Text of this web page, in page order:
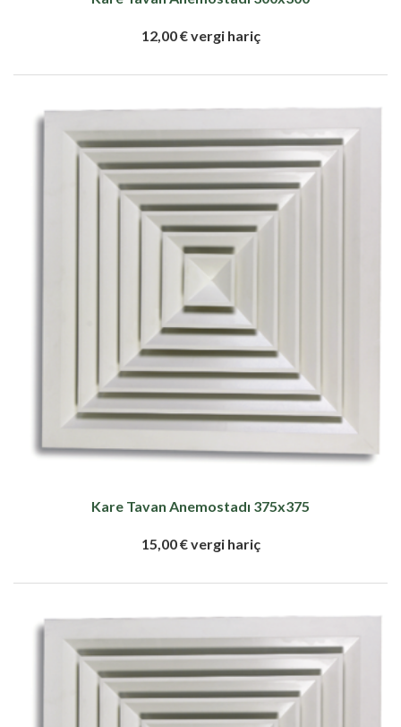
12,00 € vergi hariç
Kare Tavan Anemostadı 375x375
15,00 € vergi hariç